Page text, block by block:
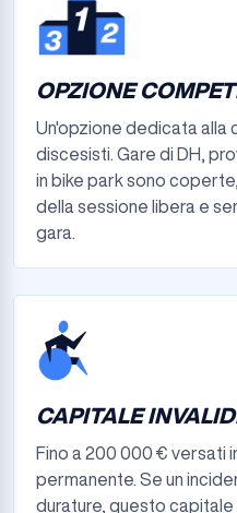
OPZIONE
Un'opzione dedicata alla
discesisti. Gare di DH,
in bike park sono
della sessione libera e
gara.
CAPITALE
Fino a 200 000 € versati
permanente. Se un
durature, questo capitale